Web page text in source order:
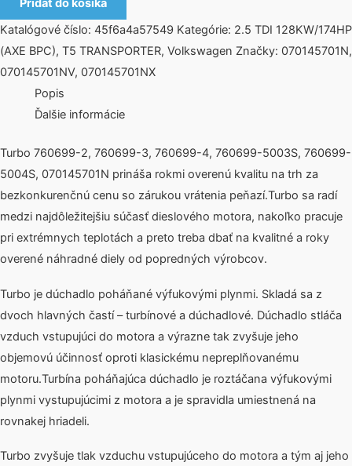
Pridať do košíka
Katalógové číslo: 45f6a4a57549 Kategórie: 2.5 TDI 128KW/174HP
(AXE BPC), T5 TRANSPORTER, Volkswagen Značky: 070145701N,
070145701NV, 070145701NX
Popis
Ďalšie informácie
Turbo 760699-2, 760699-3, 760699-4, 760699-5003S, 760699-
5004S, 070145701N prináša rokmi overenú kvalitu na trh za
bezkonkurenčnú cenu so zárukou vrátenia peňazí.Turbo sa radí
medzi najdôležitejšiu súčasť dieslového motora, nakoľko pracuje
pri extrémnych teplotách a preto treba dbať na kvalitné a roky
overené náhradné diely od popredných výrobcov.
Turbo je dúchadlo poháňané výfukovými plynmi. Skladá sa z
dvoch hlavných častí – turbínové a dúchadlové. Dúchadlo stláča
vzduch vstupujúci do motora a výrazne tak zvyšuje jeho
objemovú účinnosť oproti klasickému nepreplňovanému
motoru.Turbína poháňajúca dúchadlo je roztáčana výfukovými
plynmi vystupujúcimi z motora a je spravidla umiestnená na
rovnakej hriadeli.
Turbo zvyšuje tlak vzduchu vstupujúceho do motora a tým aj jeho